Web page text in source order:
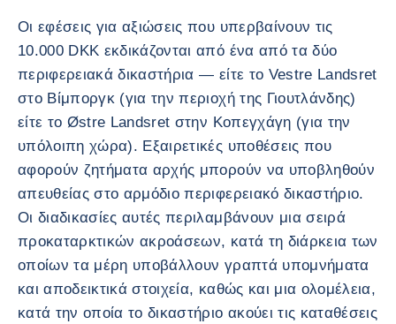
Οι εφέσεις για αξιώσεις που υπερβαίνουν τις
10.000 DKK εκδικάζονται από ένα από τα δύο
περιφερειακά δικαστήρια — είτε το Vestre Landsret
στο Βίμποργκ (για την περιοχή της Γιουτλάνδης)
είτε το Østre Landsret στην Κοπεγχάγη (για την
υπόλοιπη χώρα). Εξαιρετικές υποθέσεις που
αφορούν ζητήματα αρχής μπορούν να υποβληθούν
απευθείας στο αρμόδιο περιφερειακό δικαστήριο.
Οι διαδικασίες αυτές περιλαμβάνουν μια σειρά
προκαταρκτικών ακροάσεων, κατά τη διάρκεια των
οποίων τα μέρη υποβάλλουν γραπτά υπομνήματα
και αποδεικτικά στοιχεία, καθώς και μια ολομέλεια,
κατά την οποία το δικαστήριο ακούει τις καταθέσεις